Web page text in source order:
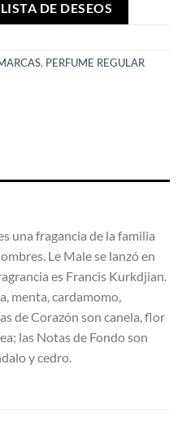
DE DESEOS
, PERFUME REGULAR
una fragancia de la familia
Le Male se lanzó en
es Francis Kurkdjian.
menta, cardamomo,
de Corazón son canela, flor
las Notas de Fondo son
y cedro.